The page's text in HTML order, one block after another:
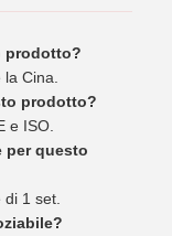
prodotto?
la Cina.
prodotto?
e ISO.
per questo
di 1 set.